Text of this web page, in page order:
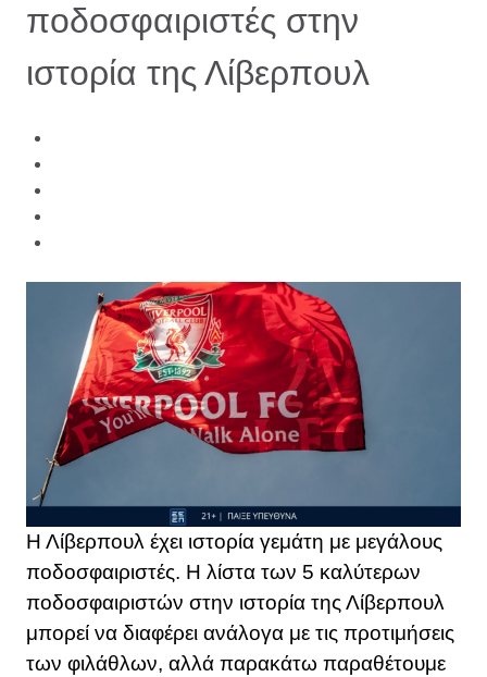
ποδοσφαιριστές στην
ιστορία της Λίβερπουλ
Η Λίβερπουλ έχει ιστορία γεμάτη με μεγάλους
ποδοσφαιριστές. Η λίστα των 5 καλύτερων
ποδοσφαιριστών στην ιστορία της Λίβερπουλ
μπορεί να διαφέρει ανάλογα με τις προτιμήσεις
των φιλάθλων, αλλά παρακάτω παραθέτουμε